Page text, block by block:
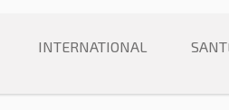
INTERNATIONAL